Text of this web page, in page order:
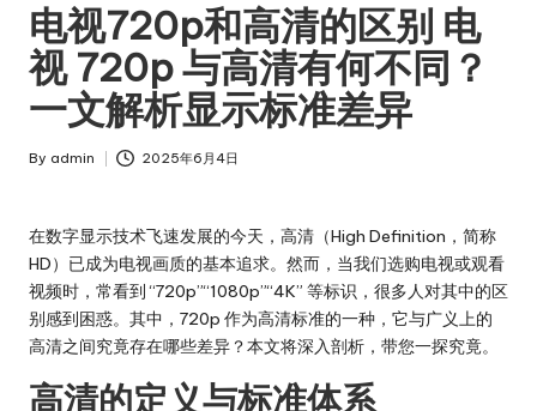
电视720p和高清的区别 电
视 720p 与高清有何不同？
一文解析显示标准差异​
Posted
By admin 2025年6月4日
在数字显示技术飞速发展的今天，高清（High Definition，简称
HD）已成为电视画质的基本追求。然而，当我们选购电视或观看
视频时，常看到 “720p”“1080p”“4K” 等标识，很多人对其中的区
别感到困惑。其中，720p 作为高清标准的一种，它与广义上的
高清之间究竟存在哪些差异？本文将深入剖析，带您一探究竟。
高清的定义与标准体系